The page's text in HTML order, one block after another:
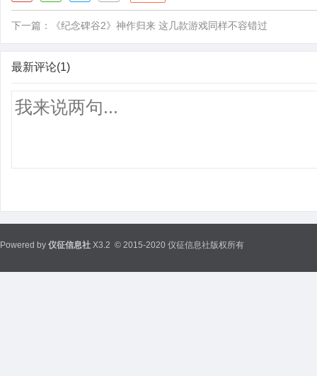
下一篇： 《纪念碑谷2》神作归来 这几款游戏同样不容错过
最新评论(1)
Powered by 仪征信息社 X3.2 © 2015-2020 仪征信息社版权所有